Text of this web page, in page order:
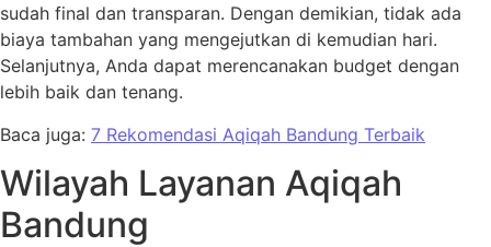
sudah final dan transparan. Dengan demikian, tidak ada
biaya tambahan yang mengejutkan di kemudian hari.
Selanjutnya, Anda dapat merencanakan budget dengan
lebih baik dan tenang.
Baca juga: 7 Rekomendasi Aqiqah Bandung Terbaik
Wilayah Layanan Aqiqah
Bandung